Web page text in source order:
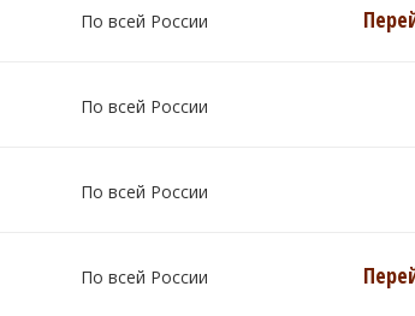
По всей России
По всей России
По всей России
По всей России